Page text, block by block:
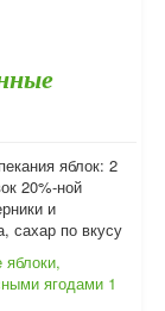
яблок: 2
20%-ной
и
сахар по вкусу
ягодами 1